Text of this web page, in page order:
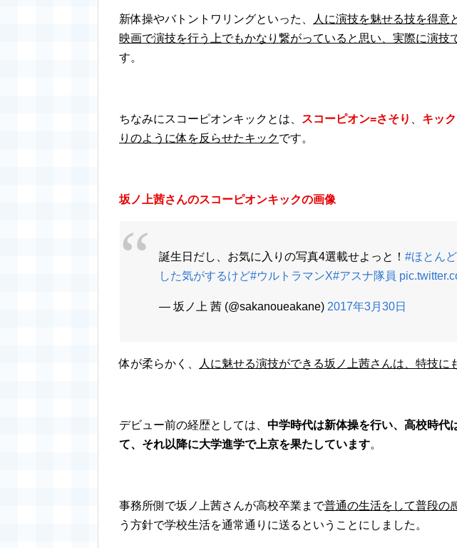
新体操やバトントワリングといった、
人に演技を魅せる技を得意
映画で演技を行う上でもかなり繋がっていると思い、実際に演技
す。
ちなみにスコーピオンキックとは、 スコーピオン=さそり キッ
りのように体を反らせたキックです。
坂ノ上茜さんのスコーピオンキックの画像
誕生日だし、お気に入りの写真4選載せよっと！ #ほとん
した気がするけど#ウルトラマンX#アスナ隊員
— 坂ノ上 茜 (@sakanoueakane) 2017年3月30日
体が柔らかく、 人に魅せる演技ができる坂ノ上茜さんは、特技に
デビュー前の経歴としては、 中学時代は新体操を行い、高校時代
て、それ以降に大学進学で上京を果たしています。
事務所側で坂ノ上茜さんが高校卒業まで普通の生活をして普段の
う方針で学校生活を通常通りに送るということにしました。